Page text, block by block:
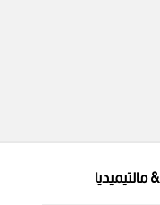
& مالتيميديا